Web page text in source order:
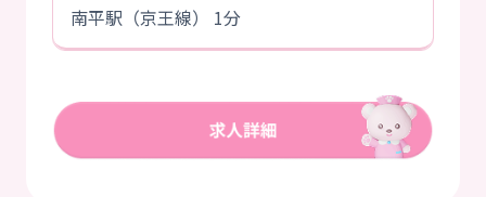
南平駅（京王線） 1分